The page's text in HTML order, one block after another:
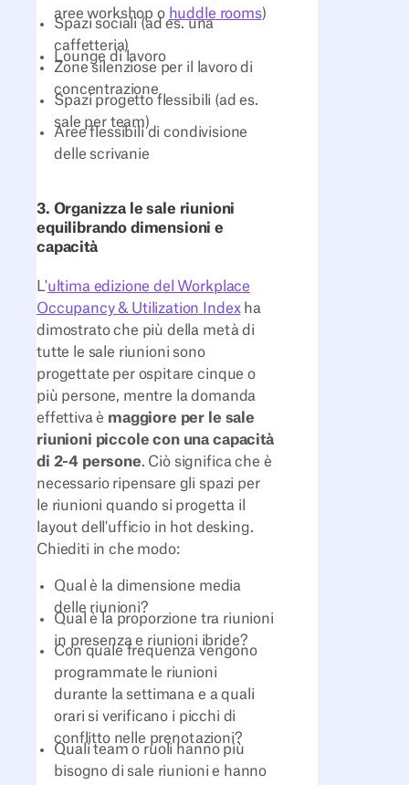
aree workshop o huddle rooms)
Spazi sociali (ad es. una
caffetteria)
Lounge di lavoro
Zone silenziose per il lavoro di
concentrazione
Spazi progetto flessibili (ad es.
sale per team)
Aree flessibili di condivisione
delle scrivanie
3. Organizza le sale riunioni
equilibrando dimensioni e
capacità
L'ultima edizione del Workplace
Occupancy & Utilization Indexha
dimostrato che più della metà di
tutte le sale riunioni sono
progettate per ospitare cinque o
più persone, mentre la domanda
effettiva è maggiore per le sale
riunioni piccole con una capacità
di 2-4 persone. Ciò significa che è
necessario ripensare gli spazi per
le riunioni quando si progetta il
layout dell'ufficio in hot desking.
Chiediti in che modo:
Qual è la dimensione media
delle riunioni?
Qual è la proporzione tra riunioni
in presenza e riunioni ibride?
Con quale frequenza vengono
programmate le riunioni
durante la settimana e a quali
orari si verificano i picchi di
conflitto nelle prenotazioni?
Quali team o ruoli hanno più
bisogno di sale riunioni e hanno